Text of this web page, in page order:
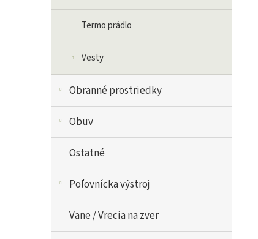
Termo prádlo
Vesty
Obranné prostriedky
Obuv
Ostatné
Poľovnícka výstroj
Vane / Vrecia na zver